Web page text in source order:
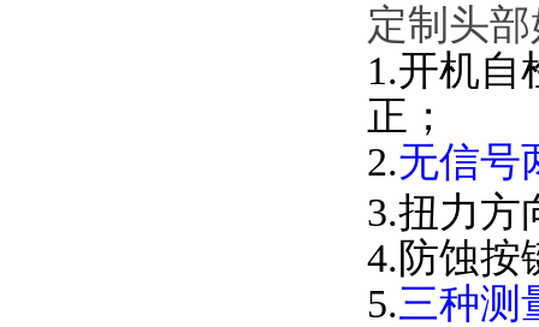
定制头
1.开机自
正；
2.无信号
3.扭力方
4.防蚀按
5.三种测